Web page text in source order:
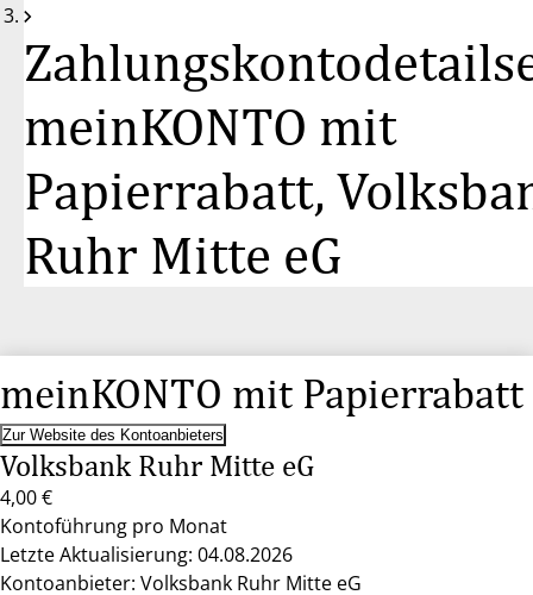
auf
100
meinKONTO mit
Papierrabatt,
Ruhr Mitte eG
meinKONTO mit Papierrabatt
Zur Website des Kontoanbieters
Volksbank Ruhr Mitte eG
4,00 €
Kontoführung pro Monat
Letzte Aktualisierung: 04.08.2026
Kontoanbieter: Volksbank Ruhr Mitte eG